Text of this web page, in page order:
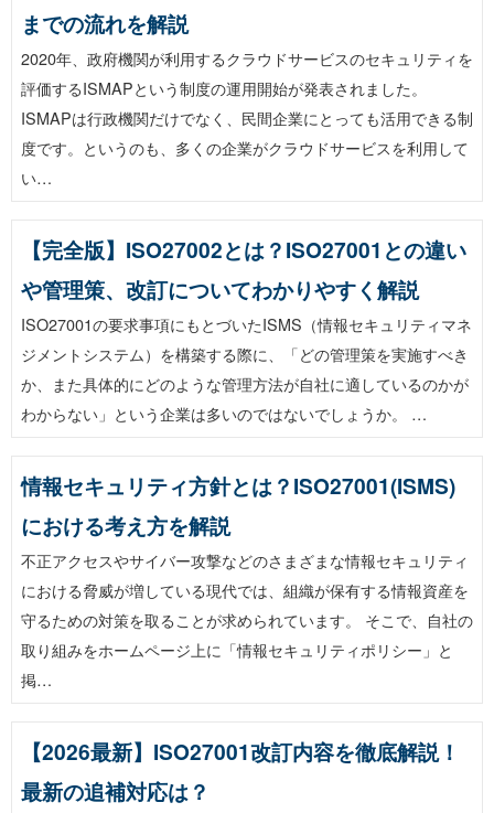
までの流れを解説
2020年、政府機関が利用するクラウドサービスのセキュリティを
評価するISMAPという制度の運用開始が発表されました。
ISMAPは行政機関だけでなく、民間企業にとっても活用できる制
度です。というのも、多くの企業がクラウドサービスを利用して
い…
【完全版】ISO27002とは？ISO27001との違い
や管理策、改訂についてわかりやすく解説
ISO27001の要求事項にもとづいたISMS（情報セキュリティマネ
ジメントシステム）を構築する際に、「どの管理策を実施すべき
か、また具体的にどのような管理方法が自社に適しているのかが
わからない」という企業は多いのではないでしょうか。 …
情報セキュリティ方針とは？ISO27001(ISMS)
における考え方を解説
不正アクセスやサイバー攻撃などのさまざまな情報セキュリティ
における脅威が増している現代では、組織が保有する情報資産を
守るための対策を取ることが求められています。 そこで、自社の
取り組みをホームページ上に「情報セキュリティポリシー」と
掲…
【2026最新】ISO27001改訂内容を徹底解説！
最新の追補対応は？